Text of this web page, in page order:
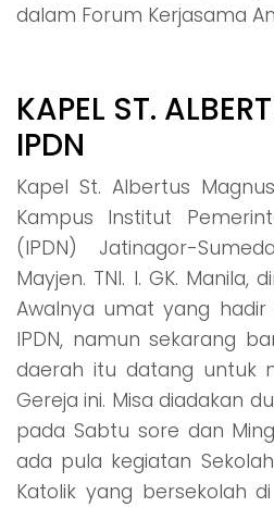
dalam Forum Kerjasama
KAPEL ST.
IPDN
Kapel St. Albertus
Kampus Institut
(IPDN) Jatinagor-
Mayjen. TNI. I. GK. Manila,
Awalnya umat yang
IPDN, namun sekarang
daerah itu datang untuk
Gereja ini. Misa diadakan
pada Sabtu sore dan
ada pula kegiatan
Katolik yang bersekolah